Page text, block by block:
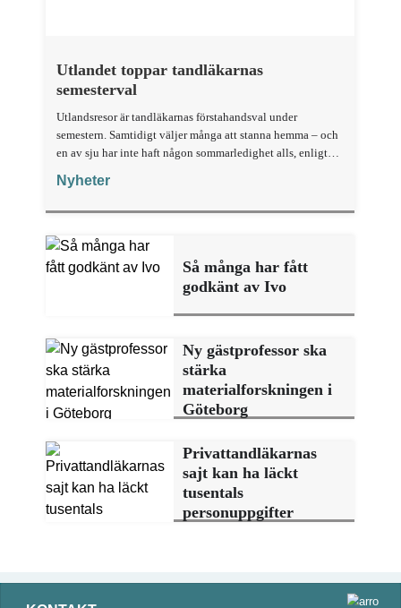
Utlandet toppar tandläkarnas
semesterval
Utlandsresor är tandläkarnas förstahandsval under
semestern. Samtidigt väljer många att stanna hemma – och
en av sju har inte haft någon sommarledighet alls, enligt
Nyheter
Så många har fått
godkänt av Ivo
Ny gästprofessor ska
stärka
materialforskningen i
Göteborg
Privattandläkarnas
sajt kan ha läckt
tusentals
personuppgifter